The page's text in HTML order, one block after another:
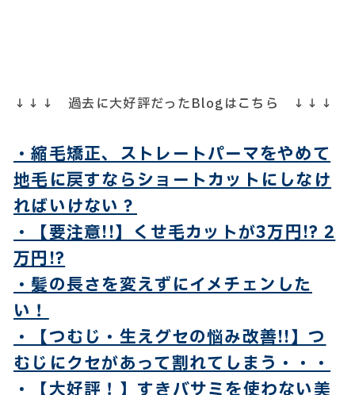
↓↓↓ 過去に大好評だったBlogはこちら ↓↓↓
・縮毛矯正、ストレートパーマをやめて
地毛に戻すならショートカットにしなけ
ればいけない？
・【要注意!!】くせ毛カットが3万円!? 2
万円!?
・髪の長さを変えずにイメチェンした
い！
・【つむじ・生えグセの悩み改善!!】つ
むじにクセがあって割れてしまう・・・
・【大好評！】すきバサミを使わない美